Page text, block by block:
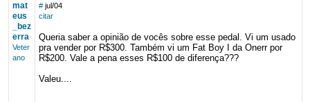
mat
eus
_bez
erra
Veter
ano
# jul/04
citar
Queria saber a opinião de vocês sobre esse pedal. Vi um usado
pra vender por R$300. Também vi um Fat Boy I da Onerr por
R$200. Vale a pena esses R$100 de diferença???
Valeu....